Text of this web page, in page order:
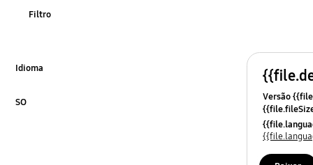
Filtro
Idioma
SO
Versão